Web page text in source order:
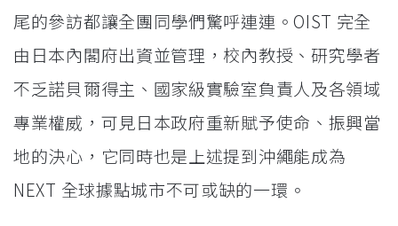
尾的參訪都讓全團同學們驚呼連連。OIST 完全
由日本內閣府出資並管理，校內教授、研究學者
不乏諾貝爾得主、國家級實驗室負責人及各領域
專業權威，可見日本政府重新賦予使命、振興當
地的決心，它同時也是上述提到沖繩能成為
NEXT 全球據點城市不可或缺的一環。